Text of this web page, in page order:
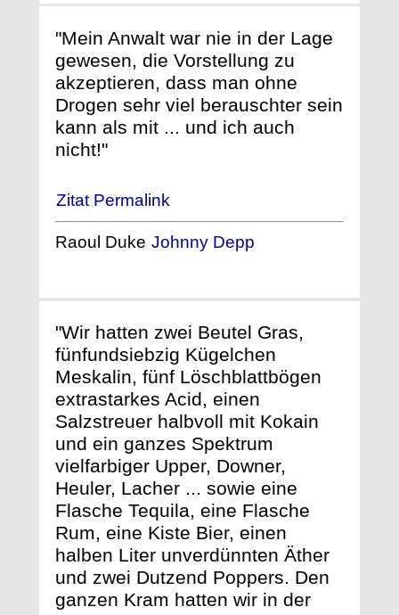
"Mein Anwalt war nie in der Lage
gewesen, die Vorstellung zu
akzeptieren, dass man ohne
Drogen sehr viel berauschter sein
kann als mit ... und ich auch
nicht!"
Zitat Permalink
Raoul Duke Johnny Depp
"Wir hatten zwei Beutel Gras,
fünfundsiebzig Kügelchen
Meskalin, fünf Löschblattbögen
extrastarkes Acid, einen
Salzstreuer halbvoll mit Kokain
und ein ganzes Spektrum
vielfarbiger Upper, Downer,
Heuler, Lacher ... sowie eine
Flasche Tequila, eine Flasche
Rum, eine Kiste Bier, einen
halben Liter unverdünnten Äther
und zwei Dutzend Poppers. Den
ganzen Kram hatten wir in der